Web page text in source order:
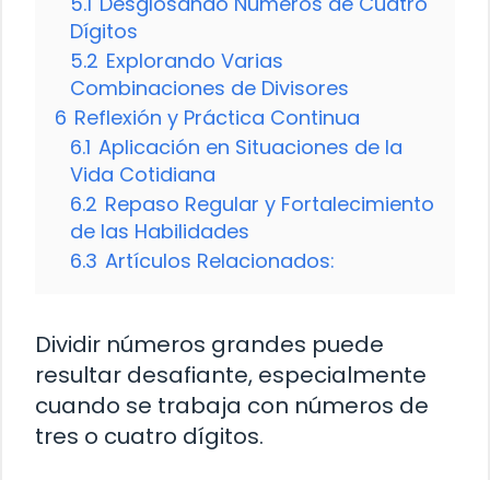
Dígitos
5.2 Explorando Varias
Combinaciones de Divisores
6 Reflexión y Práctica Continua
6.1 Aplicación en Situaciones de la
Vida Cotidiana
6.2 Repaso Regular y Fortalecimiento
de las Habilidades
6.3 Artículos Relacionados:
Dividir números grandes puede
resultar desafiante, especialmente
cuando se trabaja con números de
tres o cuatro dígitos.